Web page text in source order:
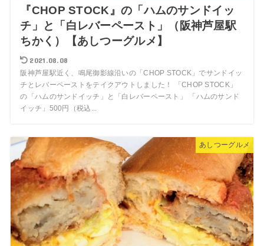
『CHOP STOCK』の「ハムのサンドイッ
チ」と「白レバーペースト」（阪神芦屋駅
ちかく）【あしつーグルメ】
2021.08.08
阪神芦屋駅近く、鳴尾御影線沿いの「CHOP STOCK」でサンドイッ
チとレバーペーストをテイクアウトしました！ 「CHOP STOCK」
の「ハムのサンドイッチ」と「白レバーペースト」 「ハムのサンド
イッチ」500円（税込...
あしつーグルメ